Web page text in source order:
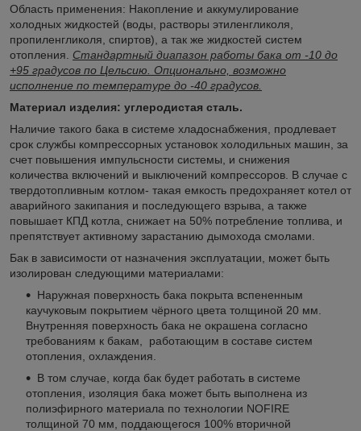
Область применения: Накопление и аккумулирование
холодных жидкостей (воды, растворы этиленгликоля,
пропиленгликоля, спиртов), а так же жидкостей систем
отопления. Стандартный диапазон работы бака от -10 до
+95 градусов по Цельсию. Опционально, возможно
исполнение по температуре до -40 градусов.
Материал изделия: углеродистая сталь.
Наличие такого бака в системе хладоснабжения, продлевает
срок службы компрессорных установок холодильных машин, за
счет повышения импульсности системы, и снижения
количества включений и выключений компрессоров. В случае с
твердотопливным котлом- такая емкость предохраняет котел от
аварийного закипания и последующего взрыва, а также
повышает КПД котла, снижает на 50% потребление топлива, и
препятствует активному зарастанию дымохода смолами.
Бак в зависимости от назначения эксплуатации, может быть
изолирован следующими материалами:
Наружная поверхность бака покрыта вспененным
каучуковым покрытием чёрного цвета толщиной 20 мм.
Внутренняя поверхность бака не окрашена согласно
требованиям к бакам, работающим в составе систем
отопления, охлаждения.
В том случае, когда бак будет работать в системе
отопления, изоляция бака может быть выполнена из
полиэфирного материала по технологии NOFIRE
толщиной 70 мм, поддающегося 100% вторичной